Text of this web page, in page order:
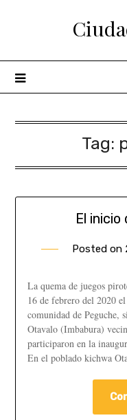
Tag:
El inicio
Posted on
La quema de juegos
16 de febrero del 2020
comunidad de Peguche,
Otavalo (Imbabura)
participaron en la
En el poblado kichwa